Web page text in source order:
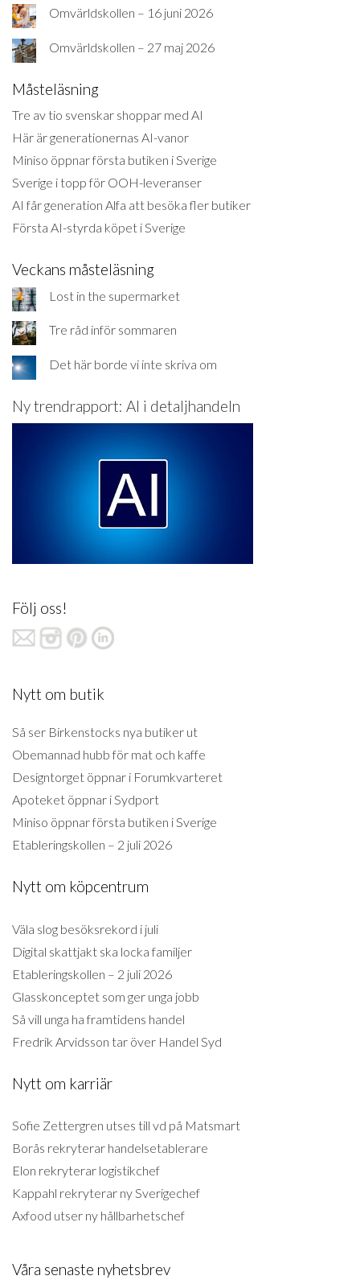
Omvärldskollen – 16 juni 2026
Omvärldskollen – 27 maj 2026
Måsteläsning
Tre av tio svenskar shoppar med AI
Här är generationernas AI-vanor
Miniso öppnar första butiken i Sverige
Sverige i topp för OOH-leveranser
AI får generation Alfa att besöka fler butiker
Första AI-styrda köpet i Sverige
Veckans måsteläsning
Lost in the supermarket
Tre råd inför sommaren
Det här borde vi inte skriva om
Ny trendrapport: AI i detaljhandeln
Följ oss!
Nytt om butik
Så ser Birkenstocks nya butiker ut
Obemannad hubb för mat och kaffe
Designtorget öppnar i Forumkvarteret
Apoteket öppnar i Sydport
Miniso öppnar första butiken i Sverige
Etableringskollen – 2 juli 2026
Nytt om köpcentrum
Väla slog besöksrekord i juli
Digital skattjakt ska locka familjer
Etableringskollen – 2 juli 2026
Glasskonceptet som ger unga jobb
Så vill unga ha framtidens handel
Fredrik Arvidsson tar över Handel Syd
Nytt om karriär
Sofie Zettergren utses till vd på Matsmart
Borås rekryterar handelsetablerare
Elon rekryterar logistikchef
Kappahl rekryterar ny Sverigechef
Axfood utser ny hållbarhetschef
Våra senaste nyhetsbrev